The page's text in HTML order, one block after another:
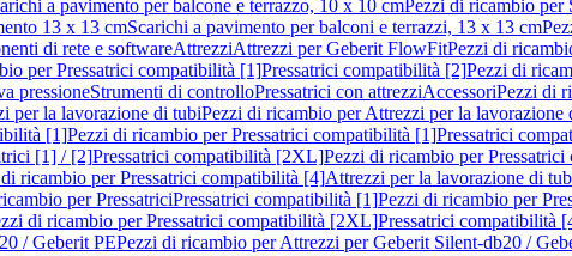
a pavimento per balcone e terrazzo, 10 x 10 cmPezzi di ricambio per
13 x 13 cmScarichi a pavimento per balconi e terrazzi, 13 x 13 cm
di rete e softwareAttrezziAttrezzi per Geberit FlowFitPezzi di
per Pressatrici compatibilità [1]Pressatrici compatibilità [2]Pezzi di
pressioneStrumenti di controlloPressatrici con attrezziAccessoriPezzi di
per la lavorazione di tubiPezzi di ricambio per Attrezzi per la lavorazione
[1]Pezzi di ricambio per Pressatrici compatibilità [1]Pressatrici
[1] / [2]Pressatrici compatibilità [2XL]Pezzi di ricambio per
ricambio per Pressatrici compatibilità [4]Attrezzi per la lavorazione di
per PressatriciPressatrici compatibilità [1]Pezzi di ricambio per
di ricambio per Pressatrici compatibilità [2XL]Pressatrici compatibilità
/ Geberit PEPezzi di ricambio per Attrezzi per Geberit Silent-db20 /